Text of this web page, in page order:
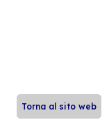
Torna al sito web